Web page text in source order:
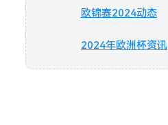
欧锦赛2024动态
2024年欧洲杯资讯